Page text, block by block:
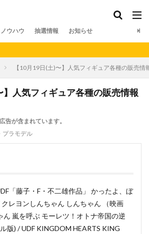
ノウハウ 抽選情報 お知らせ
【10月19日(土)〜】人気フィギュア各種の販売情
】人気フィギュア各種の販売情報
告が含まれています。
プラモデル
「藤子・F・不二雄作品」 かったよ、ぼ
クレヨンしんちゃん しんちゃん （映画
ん 嵐を呼ぶ モーレツ！オトナ帝国の逆
版) / UDF KINGDOM HEARTS KING